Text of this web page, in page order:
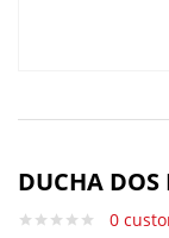
DUCHA DOS
0